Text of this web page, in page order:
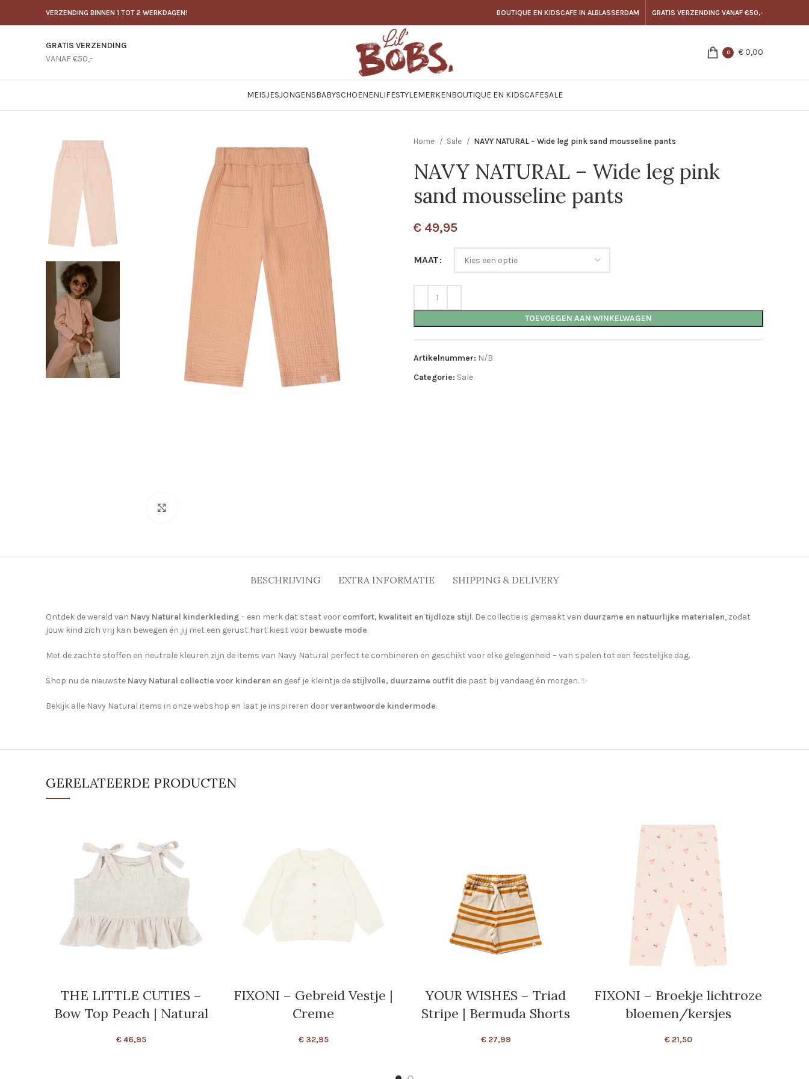
VERZENDING BINNEN 1 TOT 2 WERKDAGEN! BOUTIQUE EN KIDSCAFE IN ALBLASSERDAM GRATIS VERZENDING VANAF €50,-
GRATIS VERZENDING
VANAF €50,-
0 €0,00
MEISJESJONGENSBABYSCHOENENLIFESTYLEMERKENBOUTIQUE EN KIDSCAFESALE
Home Sale NAVY NATURAL – Wide leg pink sand mousseline pants
NAVY NATURAL – Wide leg pink
sand mousseline pants
€ 49,95
MAAT
TOEVOEGEN AAN WINKELWAGEN
Artikelnummer: N/B
Categorie: Sale
BESCHRIJVING EXTRA INFORMATIE SHIPPING & DELIVERY
Ontdek de wereld van Navy Natural kinderkleding– een merk dat staat voor comfort, kwaliteit en tijdloze stijl. De collectie is gemaakt van duurzame en natuurlijke materialen, zodat
jouw kind zich vrij kan bewegen én jij met een gerust hart kiest voor bewuste mode.
Met de zachte stoffen en neutrale kleuren zijn de items van Navy Natural perfect te combineren en geschikt voor elke gelegenheid – van spelen tot een feestelijke dag.
Shop nu de nieuwste Navy Natural collectie voor kinderen en geef je kleintje de stijlvolle, duurzame outfit die past bij vandaag én morgen. ✨
Bekijk alle Navy Natural items in onze webshop en laat je inspireren doorverantwoorde kindermode.
GERELATEERDE PRODUCTEN
THE LITTLE CUTIES –
Bow Top Peach | Natural
€46,95
FIXONI – Gebreid Vestje |
Creme
€32,95
YOUR WISHES – Triad
Stripe | Bermuda Shorts
€27,99
FIXONI – Broekje lichtroze
bloemen/kersjes
€21,50